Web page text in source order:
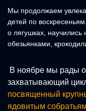
Мы продолжаем
детей по
о лягушках,
обезьянками,
В ноябре мы рады
захватывающий
посвященный
ядовитым собратьям